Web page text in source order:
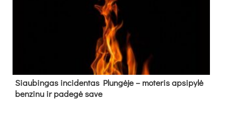
Siau­bin­gas in­ci­den­tas Plun­gė­je – mo­te­ris ap­si­py­lė
ben­zi­nu ir pa­de­gė sa­ve